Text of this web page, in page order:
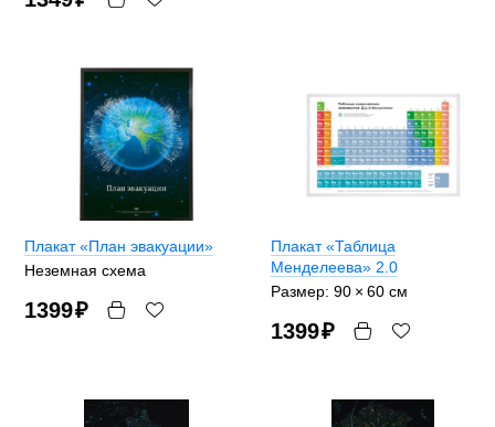
Плакат «План эвакуации»
Неземная схема
1399₽
Плакат «Таблица
Менделеева» 2.0
Размер: 90 × 60 cм
1399₽